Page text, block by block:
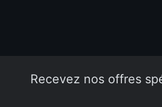
Recevez nos offres